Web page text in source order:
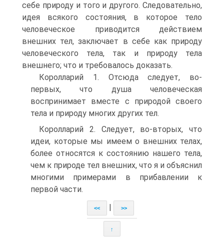
себе природу и того и другого. Следовательно,
идея всякого состояния, в которое тело
человеческое приводится действием
внешних тел, заключает в себе как природу
человеческого тела, так и природу тела
внешнего; что и требовалось доказать.
Королларий 1. Отсюда следует, во-
первых, что душа человеческая
воспринимает вместе с природой своего
тела и природу многих других тел.
Королларий 2. Следует, во-вторых, что
идеи, которые мы имеем о внешних телах,
более относятся к состоянию нашего тела,
чем к природе тел внешних, что я и объяснил
многими примерами в прибавлении к
первой части.
<< >>
↑